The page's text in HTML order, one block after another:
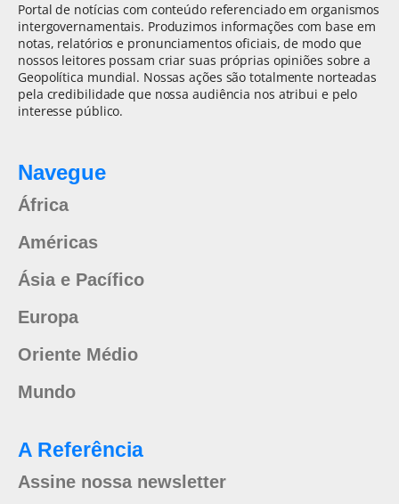
Portal de notícias com conteúdo referenciado em organismos
intergovernamentais. Produzimos informações com base em
notas, relatórios e pronunciamentos oficiais, de modo que
nossos leitores possam criar suas próprias opiniões sobre a
Geopolítica mundial. Nossas ações são totalmente norteadas
pela credibilidade que nossa audiência nos atribui e pelo
interesse público.
Navegue
África
Américas
Ásia e Pacífico
Europa
Oriente Médio
Mundo
A Referência
Assine nossa newsletter